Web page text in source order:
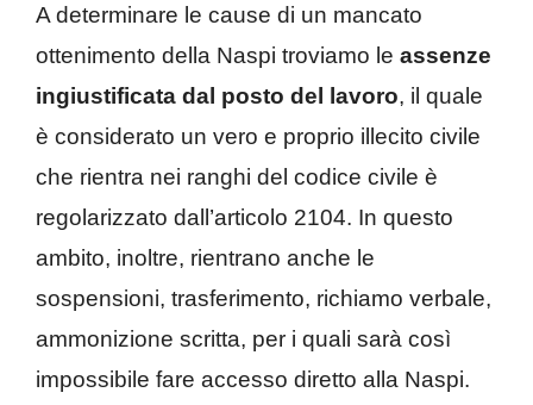
A determinare le cause di un mancato
ottenimento della Naspi troviamo le assenze
ingiustificata dal posto del lavoro, il quale
è considerato un vero e proprio illecito civile
che rientra nei ranghi del codice civile è
regolarizzato dall’articolo 2104. In questo
ambito, inoltre, rientrano anche le
sospensioni, trasferimento, richiamo verbale,
ammonizione scritta, per i quali sarà così
impossibile fare accesso diretto alla Naspi.